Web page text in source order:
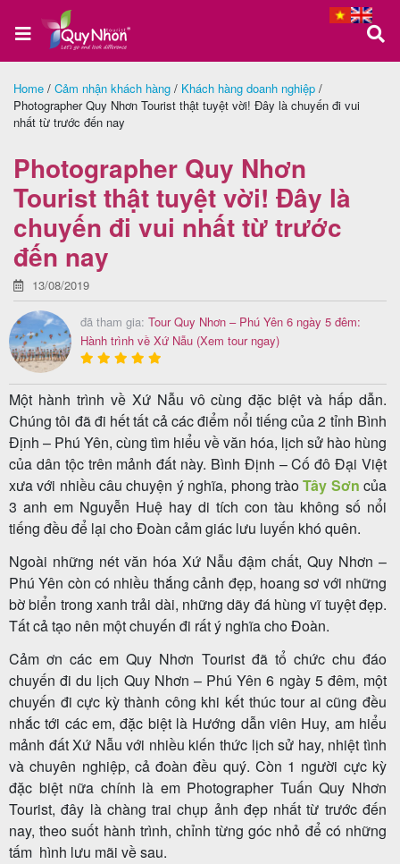
Trang
Tour
Quy
Nhơn
Tour
Phú
Yên
Tour
trong
nước
Combo
Quy
Nhơn
Lịch
khởi
hành
Home / Cảm nhận khách hàng / Khách hàng doanh nghiệp /
Photographer Quy Nhơn Tourist thật tuyệt vời! Đây là chuyến đi vui
nhất từ trước đến nay
Photographer Quy Nhơn
Tourist thật tuyệt vời! Đây là
chuyến đi vui nhất từ trước
đến nay
13/08/2019
đã tham gia: Tour Quy Nhơn – Phú Yên 6 ngày 5 đêm:
Hành trình về Xứ Nẫu (Xem tour ngay)
Một hành trình về Xứ Nẫu vô cùng đặc biệt và hấp dẫn.
Chúng tôi đã đi hết tất cả các điểm nổi tiếng của 2 tỉnh Bình
Định – Phú Yên, cùng tìm hiểu về văn hóa, lịch sử hào hùng
của dân tộc trên mảnh đất này. Bình Định – Cố đô Đại Việt
xưa với nhiều câu chuyện ý nghĩa, phong tràoTây Sơn của
3 anh em Nguyễn Huệ hay di tích con tàu không số nổi
tiếng đều để lại cho Đoàn cảm giác lưu luyến khó quên.
Ngoài những nét văn hóa Xứ Nẫu đậm chất, Quy Nhơn –
Phú Yên còn có nhiều thắng cảnh đẹp, hoang sơ với những
bờ biển trong xanh trải dài, những dãy đá hùng vĩ tuyệt đẹp.
Tất cả tạo nên một chuyến đi rất ý nghĩa cho Đoàn.
Cảm ơn các em Quy Nhơn Tourist đã tổ chức chu đáo
chuyến đi du lịch Quy Nhơn – Phú Yên 6 ngày 5 đêm, một
chuyến đi cực kỳ thành công khi kết thúc tour ai cũng đều
nhắc tới các em, đặc biệt là Hướng dẫn viên Huy, am hiểu
mảnh đất Xứ Nẫu với nhiều kiến thức lịch sử hay, nhiệt tình
và chuyên nghiệp, cả đoàn đều quý. Còn 1 người cực kỳ
đặc biệt nữa chính là em Photographer Tuấn Quy Nhơn
Tourist, đây là chàng trai chụp ảnh đẹp nhất từ trước đến
nay, theo suốt hành trình, chỉnh từng góc nhỏ để có những
tấm hình lưu mãi về sau.